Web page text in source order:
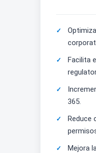
Facilita
365.
Reduce
Mejora